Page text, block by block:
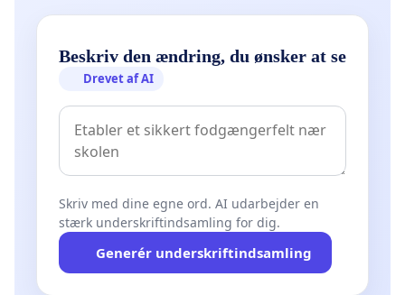
Beskriv den ændring, du ønsker at se
Drevet af AI
Skriv med dine egne ord. AI udarbejder en
stærk underskriftindsamling for dig.
Generér underskriftindsamling